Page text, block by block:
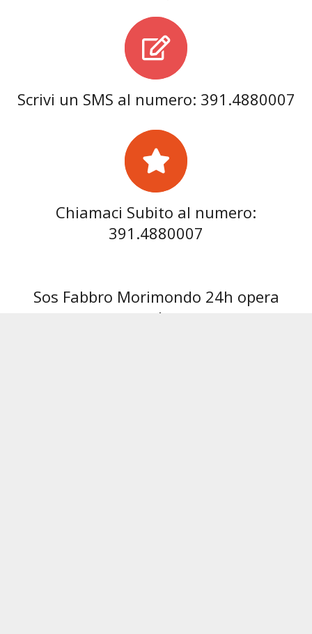
Scrivi un SMS al numero: 391.4880007
Chiamaci Subito al numero:
391.4880007
Sos Fabbro Morimondo 24h opera
anche: